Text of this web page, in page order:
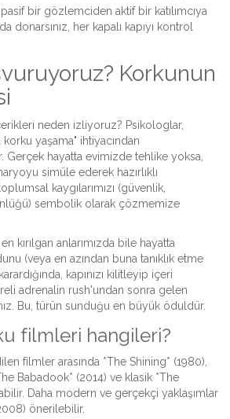
bir gözlemciden aktif bir katılımcıya
donarsınız, her kapalı kapıyı kontrol
Korkunun
neden izliyoruz? Psikologlar,
yaşama" ihtiyacından
Gerçek hayatta evimizde tehlike yoksa,
simüle ederek hazırlıklı
kaygılarımızı (güvenlik,
sembolik olarak çözmemize
kırılgan anlarımızda bile hayatta
(veya en azından buna tanıklık etme
kapınızı kilitleyip içeri
adrenalin rush'undan sonra gelen
Bu, türün sunduğu en büyük öduldür.
filmleri hangileri?
filmler arasında *The Shining* (1980),
Babadook* (2014) ve klasik *The
Daha modern ve gerçekçi yaklaşımlar
önerilebilir.